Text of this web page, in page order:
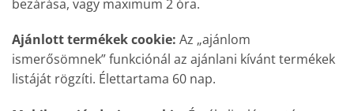
bezárása, vagy maximum 2 óra.
Ajánlott termékek cookie: Az „ajánlom
ismerősömnek” funkciónál az ajánlani kívánt termékek
listáját rögzíti. Élettartama 60 nap.